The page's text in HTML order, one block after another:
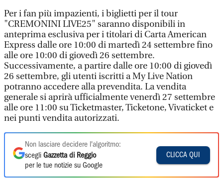
Per i fan più impazienti, i biglietti per il tour
"CREMONINI LIVE25" saranno disponibili in
anteprima esclusiva per i titolari di Carta American
Express dalle ore 10:00 di martedì 24 settembre fino
alle ore 10:00 di giovedì 26 settembre.
Successivamente, a partire dalle ore 10:00 di giovedì
26 settembre, gli utenti iscritti a My Live Nation
potranno accedere alla prevendita. La vendita
generale si aprirà ufficialmente venerdì 27 settembre
alle ore 11:00 su Ticketmaster, Ticketone, Vivaticket e
nei punti vendita autorizzati.
Non lasciare decidere l'algoritmo:
scegli Gazzetta di Reggio
per le tue notizie su Google
CLICCA QUI